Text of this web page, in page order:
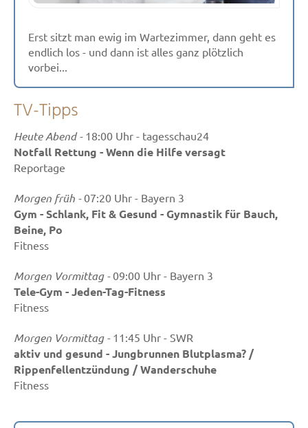
Erst sitzt man ewig im Wartezimmer, dann geht es
endlich los - und dann ist alles ganz plötzlich
vorbei...
TV-Tipps
Heute Abend -18:00 Uhr - tagesschau24
Notfall Rettung - Wenn die Hilfe versagt
Reportage
Morgen früh -07:20 Uhr - Bayern 3
Gym - Schlank, Fit & Gesund - Gymnastik für Bauch,
Beine, Po
Fitness
Morgen Vormittag -09:00 Uhr - Bayern 3
Tele-Gym - Jeden-Tag-Fitness
Fitness
Morgen Vormittag -11:45 Uhr - SWR
aktiv und gesund - Jungbrunnen Blutplasma? /
Rippenfellentzündung / Wanderschuhe
Fitness